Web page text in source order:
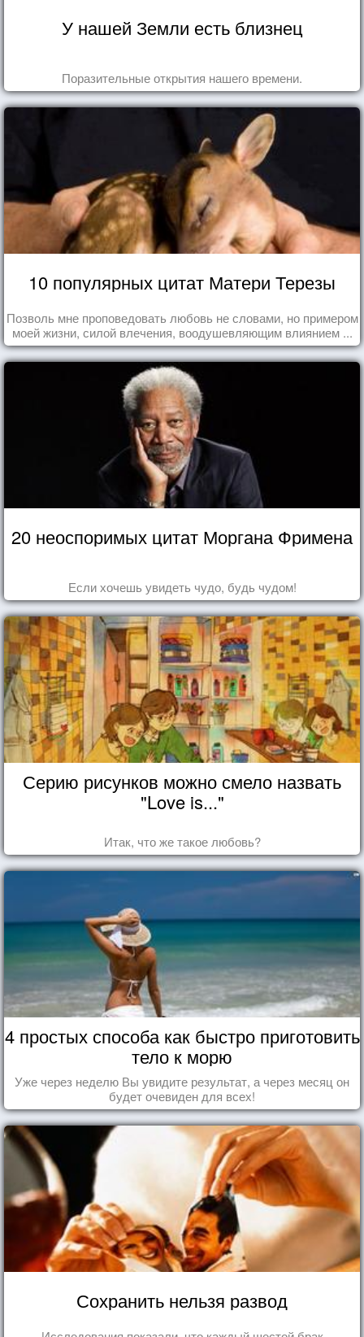
У нашей Земли есть близнец
Поразительные открытия нашего времени.
10 популярных цитат Матери Терезы
Позволь мне проповедовать любовь не словами, но примером
моей жизни, силой влечения, воодушевляющим влиянием ...
20 неоспоримых цитат Моргана Фримена
Если хочешь увидеть чудо, будь чудом!
Серию рисунков можно смело назвать
"Love is..."
Итак, что же такое любовь?
4 простых способа как быстро приготовить
тело к морю
Уже через неделю Вы увидите результат, а через месяц он
будет очевиден для всех!
Сохранить нельзя развод